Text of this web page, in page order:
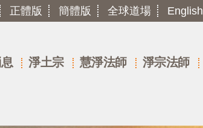
正體版 簡體版 全球道場 English
淨土宗 慧淨法師 淨宗法師